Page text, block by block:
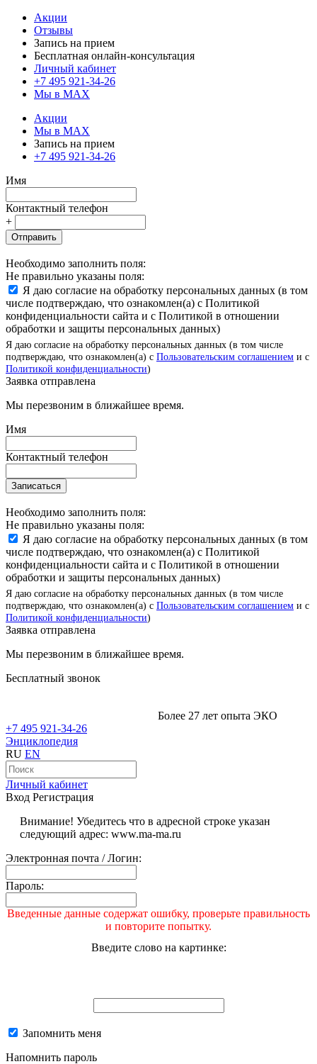
Акции
Отзывы
Запись на прием
Бесплатная онлайн-консультация
Личный кабинет
+7 495 921-34-26
Мы в MAX
Акции
Мы в MAX
Запись на прием
+7 495 921-34-26
Имя
Контактный телефон
+
Отправить
Необходимо заполнить поля:
Не правильно указаны поля:
Я даю согласие на обработку персональных данных (в том
числе подтверждаю, что ознакомлен(а) с Политикой
конфиденциальности сайта и с Политикой в отношении
обработки и защиты персональных данных)
Я даю согласие на обработку персональных данных (в том числе
подтверждаю, что ознакомлен(а) с Пользовательским соглашением и с
Политикой конфиденциальности)
Заявка отправлена
Мы перезвоним в ближайшее время.
Имя
Контактный телефон
Записаться
Необходимо заполнить поля:
Не правильно указаны поля:
Я даю согласие на обработку персональных данных (в том
числе подтверждаю, что ознакомлен(а) с Политикой
конфиденциальности сайта и с Политикой в отношении
обработки и защиты персональных данных)
Я даю согласие на обработку персональных данных (в том числе
подтверждаю, что ознакомлен(а) с Пользовательским соглашением и с
Политикой конфиденциальности)
Заявка отправлена
Мы перезвоним в ближайшее время.
Бесплатный звонок
Более 27 лет опыта ЭКО
+7 495 921-34-26
Энциклопедия
RU EN
Личный кабинет
Вход Регистрация
Внимание! Убедитесь что в адресной строке указан
следующий адрес: www.ma-ma.ru
Электронная почта / Логин:
Пароль:
Введенные данные содержат ошибку, проверьте правильность
и повторите попытку.
Введите слово на картинке:
Запомнить меня
Напомнить пароль